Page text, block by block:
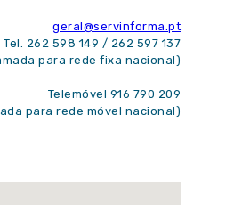
geral@servinforma.pt
Tel. 262 598 149 / 262 597 137
para rede fixa nacional)
Telemóvel 916 790 209
para rede móvel nacional)